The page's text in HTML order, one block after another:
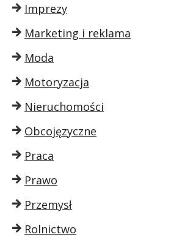
Imprezy
Marketing i reklama
Moda
Motoryzacja
Nieruchomości
Obcojęzyczne
Praca
Prawo
Przemysł
Rolnictwo